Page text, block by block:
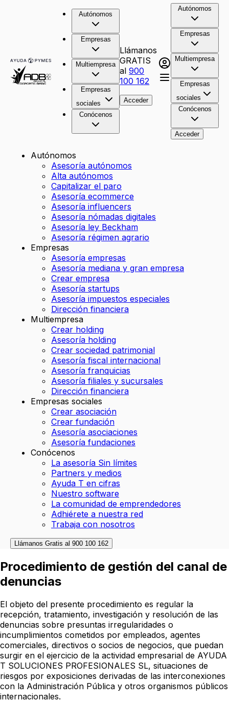
Autónomos
Empresas
Multiempresa
Empresas
sociales
Conócenos
Llámanos
GRATIS
al900
100 162
Acceder
Autónomos
Empresas
Multiempresa
Empresas
sociales
Conócenos
Acceder
Autónomos
Asesoría autónomos
Alta autónomos
Capitalizar el paro
Asesoría ecommerce
Asesoría influencers
Asesoría nómadas digitales
Asesoría ley Beckham
Asesoría régimen agrario
Empresas
Asesoría empresas
Asesoría mediana y gran empresa
Crear empresa
Asesoría startups
Asesoría impuestos especiales
Dirección financiera
Multiempresa
Crear holding
Asesoría holding
Crear sociedad patrimonial
Asesoría fiscal internacional
Asesoría franquicias
Asesoría filiales y sucursales
Dirección financiera
Empresas sociales
Crear asociación
Crear fundación
Asesoría asociaciones
Asesoría fundaciones
Conócenos
La asesoría Sin límites
Partners y medios
Ayuda T en cifras
Nuestro software
La comunidad de emprendedores
Adhiérete a nuestra red
Trabaja con nosotros
Llámanos Gratis al 900 100 162
Procedimiento de gestión del canal de
denuncias
El objeto del presente procedimiento es regular la
recepción, tratamiento, investigación y resolución de las
denuncias sobre presuntas irregularidades o
incumplimientos cometidos por empleados, agentes
comerciales, directivos o socios de negocios, que puedan
surgir en el ejercicio de la actividad empresarial de AYUDA
T SOLUCIONES PROFESIONALES SL, situaciones de
riesgos por exposiciones derivadas de las interconexiones
con la Administración Pública y otros organismos públicos
internacionales.